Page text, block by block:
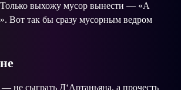
Только выхожу мусор вынести — «А
Вот так бы сразу мусорным ведром
не сыграть Д‘Артаньяна, а прочесть